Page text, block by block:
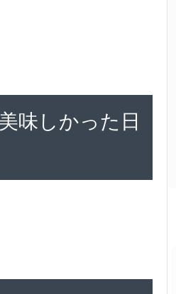
味しかった日